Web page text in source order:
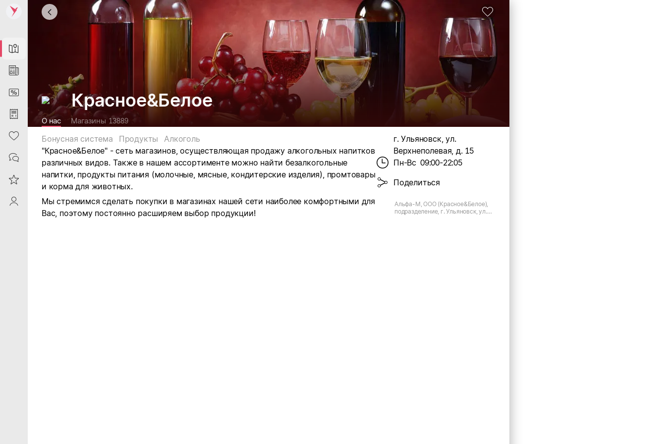
Map
News
DiscountCard
Purchases
Heart
Contacts
Reviews
ProfileSaby
Красное&Белое
О нас Магазины 13889
Бонусная система Продукты
Алкоголь
"Красное&Белое" - сеть магазинов, осуществляющая продажу алкогольных напитков
различных видов. Также в нашем ассортименте можно найти безалкогольные
напитки, продукты питания (молочные, мясные, кондитерские изделия), промтовары
и корма для животных.
Мы стремимся сделать покупки в магазинах нашей сети наиболее комфортными для
Вас, поэтому постоянно расширяем выбор продукции!
г. Ульяновск, ул.
Верхнеполевая, д. 15
Пн-Вс 09:00-22:05
Поделиться
Альфа-М, ООО (Красное&Белое),
подразделение, г. Ульяновск, ул.